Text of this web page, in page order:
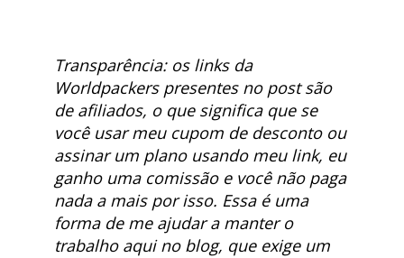
Transparência: os links da
Worldpackers presentes no post são
de afiliados, o que significa que se
você usar meu cupom de desconto ou
assinar um plano usando meu link, eu
ganho uma comissão e você não paga
nada a mais por isso. Essa é uma
forma de me ajudar a manter o
trabalho aqui no blog, que exige um